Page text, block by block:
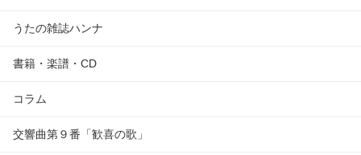
うたの雑誌ハンナ
書籍・楽譜・CD
コラム
交響曲第９番「歓喜の歌」